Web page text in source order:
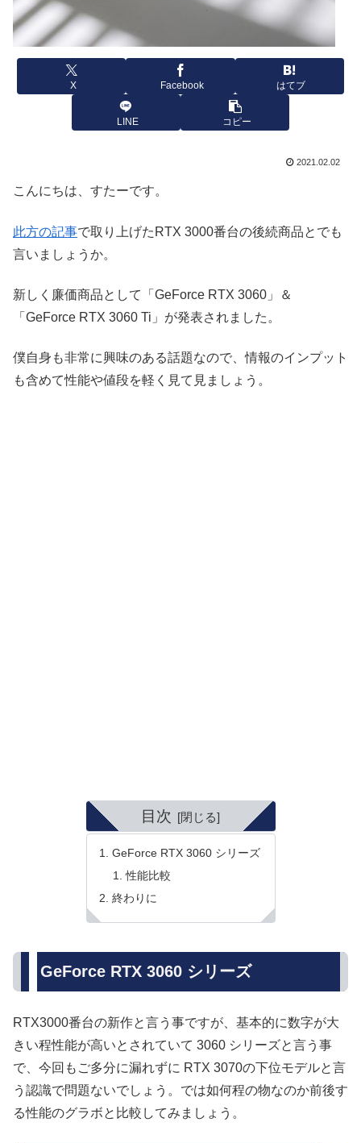
X Facebook はてブ
LINE コピー
2021.02.02
こんにちは、すたーです。
此方の記事で取り上げたRTX 3000番台の後続商品とでも
言いましょうか。
新しく廉価商品として「GeForce RTX 3060」＆
「GeForce RTX 3060 Ti」が発表されました。
僕自身も非常に興味のある話題なので、情報のインプット
も含めて性能や値段を軽く見て見ましょう。
目次
GeForce RTX 3060 シリーズ
性能比較
終わりに
GeForce RTX 3060 シリーズ
RTX3000番台の新作と言う事ですが、基本的に数字が大
きい程性能が高いとされていて 3060 シリーズと言う事
で、今回もご多分に漏れずに RTX 3070の下位モデルと言
う認識で問題ないでしょう。では如何程の物なのか前後す
る性能のグラボと比較してみましょう。